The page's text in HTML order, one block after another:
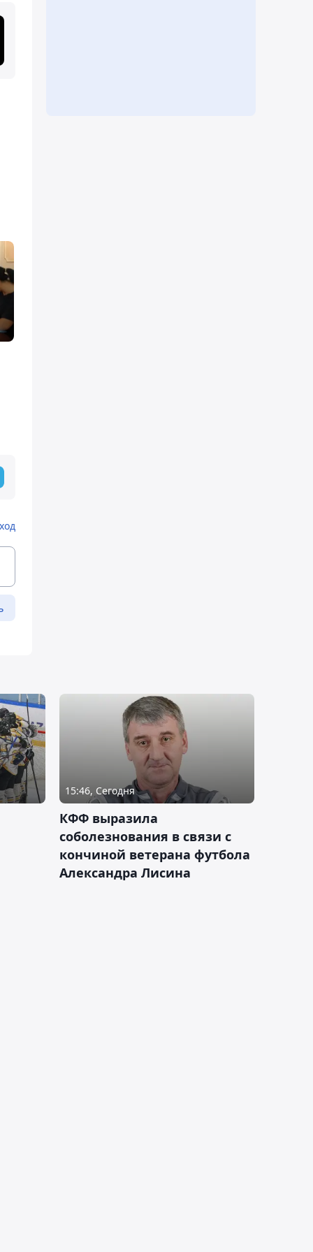
15:46, Сегодня
КФФ выразила
соболезнования в связи с
кончиной ветерана футбола
Александра Лисина